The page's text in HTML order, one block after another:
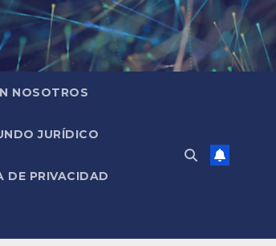
NOSOTROS
JURÍDICO
DE PRIVACIDAD